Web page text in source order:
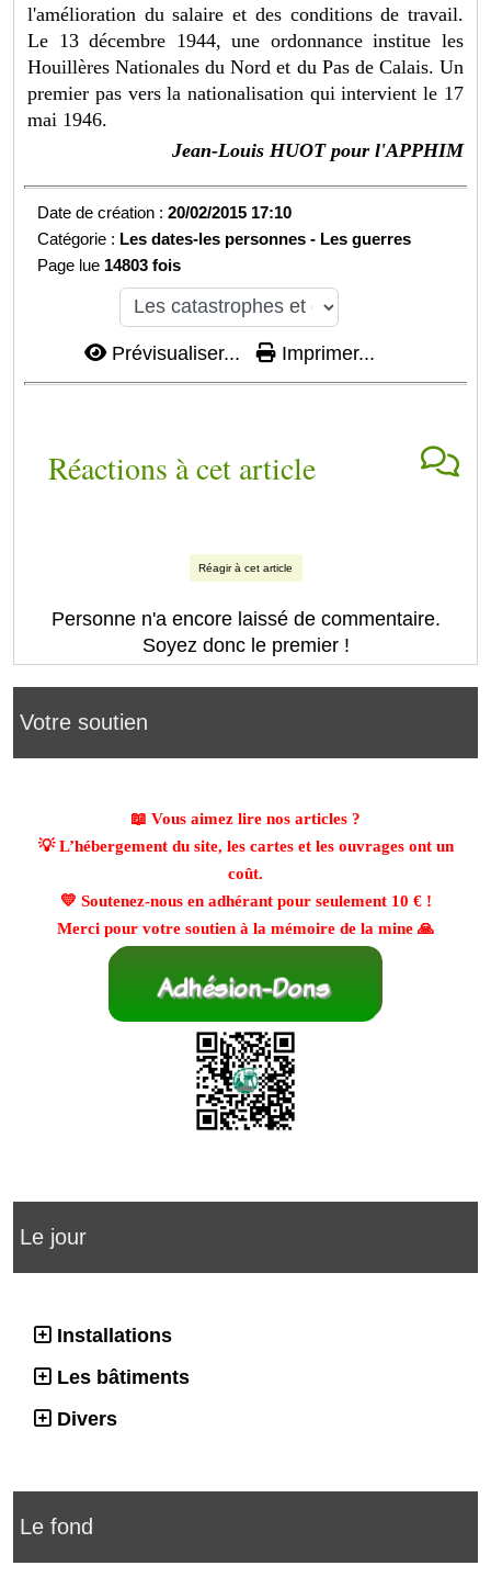
Votre soutien
📖 Vous aimez lire nos articles ?
💡 L’hébergement du site, les cartes et les ouvrages ont un
coût.
💛 Soutenez-nous en adhérant pour seulement 10 €!
Merci pour votre soutien à la mémoire de la mine 🙏
Le jour
Installations
Les bâtiments
Divers
Le fond
l'amélioration du salaire et des conditions de travail.
Le 13 décembre 1944, une ordonnance institue les
Houillères Nationales du Nord et du Pas de Calais. Un
premier pas vers la nationalisation qui intervient le 17
mai 1946.
Jean-Louis HUOT pour l'APPHIM
Date de création :20/02/2015 17:10
Catégorie : Les dates-les personnes - Les guerres
Page lue 14803 fois
Prévisualiser... Imprimer...
Réactions à cet article
Réagir à cet article
Personne n'a encore laissé de commentaire.
Soyez donc le premier !